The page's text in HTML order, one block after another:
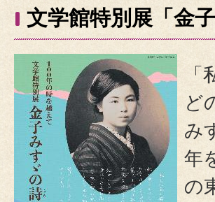
文学館特別展「金
ど
み
年
の